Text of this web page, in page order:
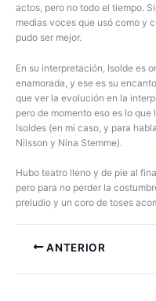
actos, pero no todo el tiempo.
medias voces que usó como y
pudo ser mejor.
En su interpretación, Isolde es
enamorada, y ese es su
que ver la evolución en la
pero de momento eso es lo
Isoldes (en mi caso, y para
Nilsson y Nina Stemme).
Hubo teatro lleno y de pie al
pero para no perder la
preludio y un coro de toses
ANTERIOR